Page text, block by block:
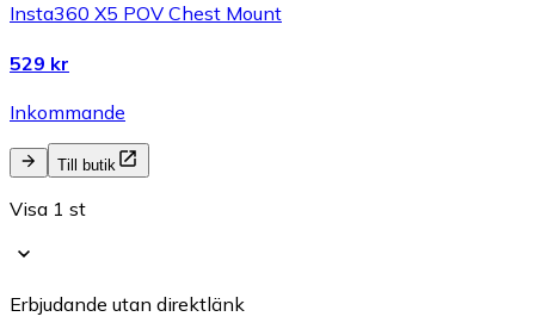
Insta360 X5 POV Chest Mount
529 kr
Inkommande
Till butik
Visa 1 st
Erbjudande utan direktlänk